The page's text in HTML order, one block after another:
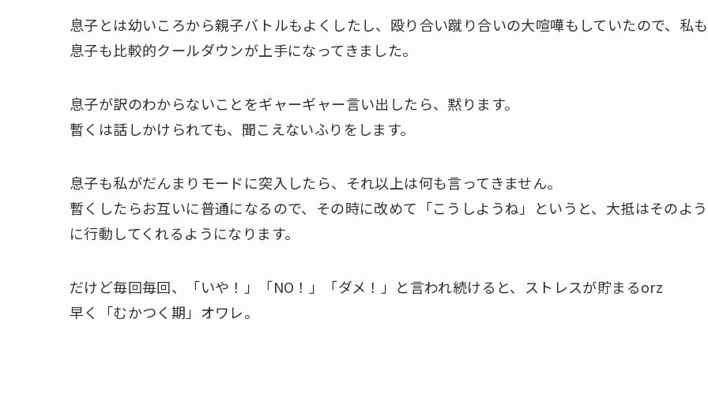
息子とは幼いころから親子バトルもよくしたし、殴り合い蹴り合いの大喧嘩もしていたので、私も
息子も比較的クールダウンが上手になってきました。
息子が訳のわからないことをギャーギャー言い出したら、黙ります。
暫くは話しかけられても、聞こえないふりをします。
息子も私がだんまりモードに突入したら、それ以上は何も言ってきません。
暫くしたらお互いに普通になるので、その時に改めて「こうしようね」というと、大抵はそのよう
に行動してくれるようになります。
だけど毎回毎回、「いや！」「NO！」「ダメ！」と言われ続けると、ストレスが貯まるorz
早く「むかつく期」オワレ。